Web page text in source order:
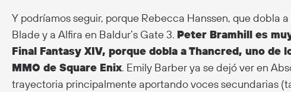
Y podríamos seguir, porque Rebecca Hanssen, que dobla
Blade y a Alfira en Baldur’s Gate 3. Peter Bramhill es
Final Fantasy XIV, porque dobla a Thancred, uno de
MMO de Square Enix. Emily Barber ya se dejó ver en
trayectoria principalmente aportando voces secundarias